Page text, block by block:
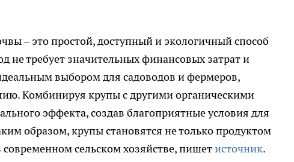
– это простой, доступный и экологичный способ
не требует значительных финансовых затрат и
выбором для садоводов и фермеров,
Комбинируя крупы с другими органическими
эффекта, создав благоприятные условия для
образом, крупы становятся не только продуктом
сельском хозяйстве, пишетисточник.